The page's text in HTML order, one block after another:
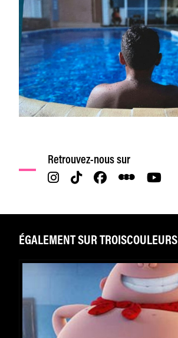
Retrouvez-nous sur
ÉGALEMENT SUR TROISCOULEURS